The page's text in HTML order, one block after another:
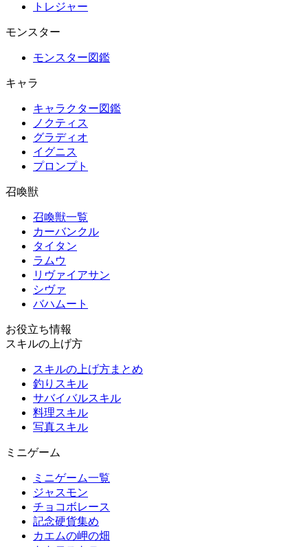
トレジャー
モンスター
モンスター図鑑
キャラ
キャラクター図鑑
ノクティス
グラディオ
イグニス
プロンプト
召喚獣
召喚獣一覧
カーバンクル
タイタン
ラムウ
リヴァイアサン
シヴァ
バハムート
お役立ち情報
スキルの上げ方
スキルの上げ方まとめ
釣りスキル
サバイバルスキル
料理スキル
写真スキル
ミニゲーム
ミニゲーム一覧
ジャスモン
チョコボレース
記念硬貨集め
カエムの岬の畑